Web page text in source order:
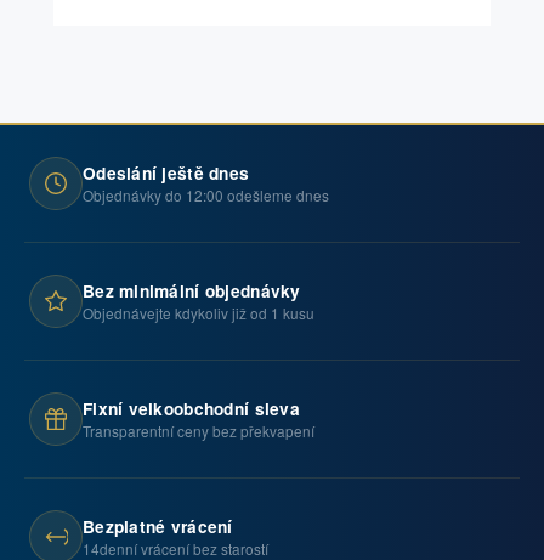
Odeslání ještě dnes
Objednávky do 12:00 odešleme dnes
Bez minimální objednávky
Objednávejte kdykoliv již od 1 kusu
Fixní velkoobchodní sleva
Transparentní ceny bez překvapení
Bezplatné vrácení
14denní vrácení bez starostí